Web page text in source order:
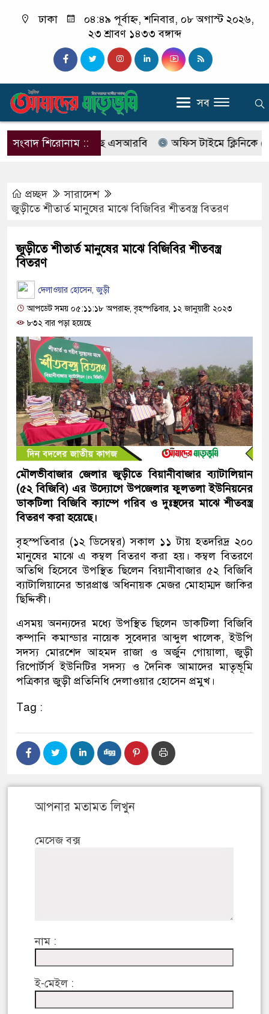
ঢাকা
০৪:৪৯ পূর্বাহ্ন, শনিবার, ০৮ অগাস্ট ২০২৬,
২৩ শ্রাবণ ১৪৩৩ বঙ্গাব্দ
সব
সংবাদ শিরোনাম ::
নাম বদলে আসছে এসআরবি অফিস টাইমে ক্লিনিকে রোগী
প্রচ্ছদ
সারাদেশ
জুড়ীতে শীতার্ত মানুষের মাঝে বিজিবির শীতবস্ত্র বিতরণ
জুড়ীতে শীতার্ত মানুষের মাঝে বিজিবির শীতবস্ত্র
বিতরণ
দেলাওয়ার হোসেন, জুড়ী
আপডেট সময় ০৫:১১:১৮ অপরাহ্ন, বৃহস্পতিবার, ১২ জানুয়ারী ২০২৩
৮৩২ বার পড়া হয়েছে
মৌলভীবাজার জেলার জুড়ীতে বিয়ানীবাজার ব্যাটালিয়ান
(৫২ বিজিবি) এর উদ্যোগে উপজেলার ফুলতলা ইউনিয়নের
ডাকটিলা বিজিবি ক্যাম্পে গরিব ও দুঃস্থদের মাঝে শীতবস্ত্র
বিতরণ করা হয়েছে।
বৃহস্পতিবার (১২ ডিসেম্বর) সকাল ১১ টায় হতদরিদ্র ২০০
মানুষের মাঝে এ কম্বল বিতরণ করা হয়। কম্বল বিতরণে
অতিথি হিসেবে উপস্থিত ছিলেন বিয়ানীবাজার ৫২ বিজিবি
ব্যাটালিয়ানের ভারপ্রাপ্ত অধিনায়ক মেজর মোহাম্মদ জাকির
ছিদ্দিকী।
এসময় অনন্যদের মধ্যে উপস্থিত ছিলেন ডাকটিলা বিজিবি
কম্পানি কমান্ডার নায়েক সুবেদার আব্দুল খালেক, ইউপি
সদস্য মোরশেদ আহমদ রাজা ও অর্জুন গোয়ালা, জুড়ী
রিপোর্টার্স ইউনিটির সদস্য ও দৈনিক আমাদের মাতৃভূমি
পত্রিকার জুড়ী প্রতিনিধি দেলাওয়ার হোসেন প্রমুখ।
Tag :
আপনার মতামত লিখুন
মেসেজ বক্স
নাম :
ই-মেইল :